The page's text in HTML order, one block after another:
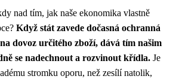
nad tím, jak naše ekonomika vlastně
Když stát zavede dočasná ochranná
dovoz určitého zboží, dává tím našim
se nadechnout a rozvinout křídla. Je
stromku oporu, než zesílí natolik,